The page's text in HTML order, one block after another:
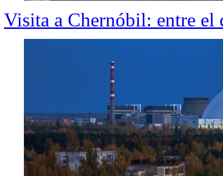
Visita a Chernóbil: entre el